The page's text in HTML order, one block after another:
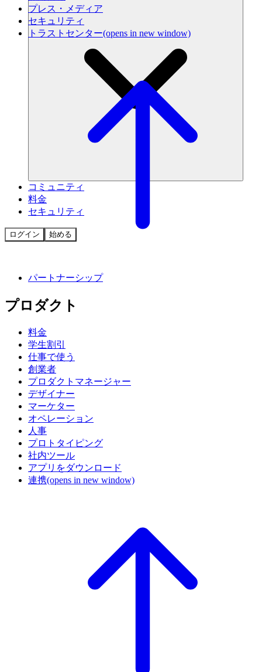
コミュニティ
料金
セキュリティ
ログイン 始める
プレス・メディア
セキュリティ
トラストセンター(opens in new window)
パートナーシップ
プロダクト
料金
学生割引
仕事で使う
創業者
プロダクトマネージャー
デザイナー
マーケター
オペレーション
人事
プロトタイピング
社内ツール
アプリをダウンロード
連携(opens in new window)